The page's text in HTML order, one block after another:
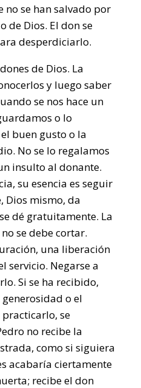
no se han salvado por
de Dios. El don se
desperdiciarlo.
de Dios. La
y luego saber
se nos hace un
o lo
buen gusto o la
No se lo regalamos
insulto al donante.
su esencia es seguir
Dios mismo, da
dé gratuitamente. La
se debe cortar.
una liberación
servicio. Negarse a
Si se ha recibido,
o el
se
no recibe la
como si siguiera
acabaría ciertamente
recibe el don